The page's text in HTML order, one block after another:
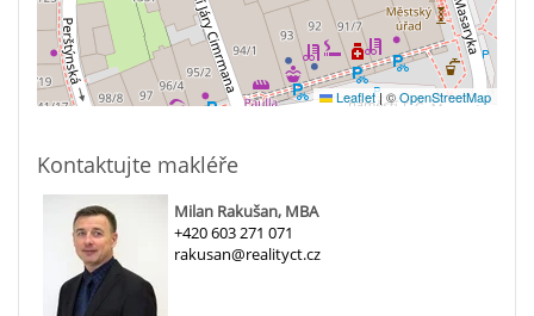
Leaflet| ©OpenStreetMap
Kontaktujte makléře
Milan Rakušan, MBA
+420 603 271 071
rakusan@realityct.cz